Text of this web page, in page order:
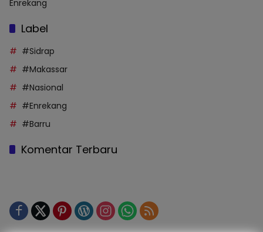
Enrekang
Label
#Sidrap
#Makassar
#Nasional
#Enrekang
#Barru
Komentar Terbaru